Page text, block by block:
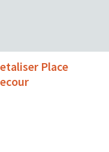
Place